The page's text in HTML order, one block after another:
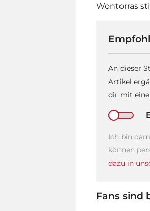
Wontorras
An dieser
Artikel
dir mit
Ich bin
können
dazu in
Fans sind